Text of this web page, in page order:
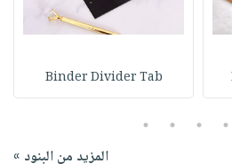
Binder Divider Tab
2
3
4
5
المزيد من البنود »